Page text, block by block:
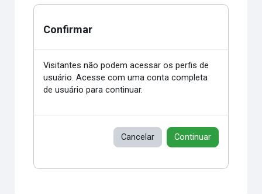
Confirmar
Visitantes não podem acessar os perfis de
usuário. Acesse com uma conta completa
de usuário para continuar.
Cancelar Continuar